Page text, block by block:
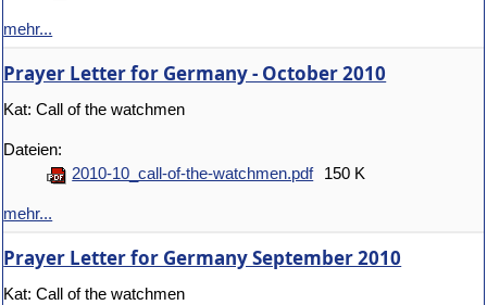
mehr...
Prayer Letter for Germany - October 2010
Kat: Call of the watchmen
Dateien:
2010-10_call-of-the-watchmen.pdf
150 K
mehr...
Prayer Letter for Germany September 2010
Kat: Call of the watchmen